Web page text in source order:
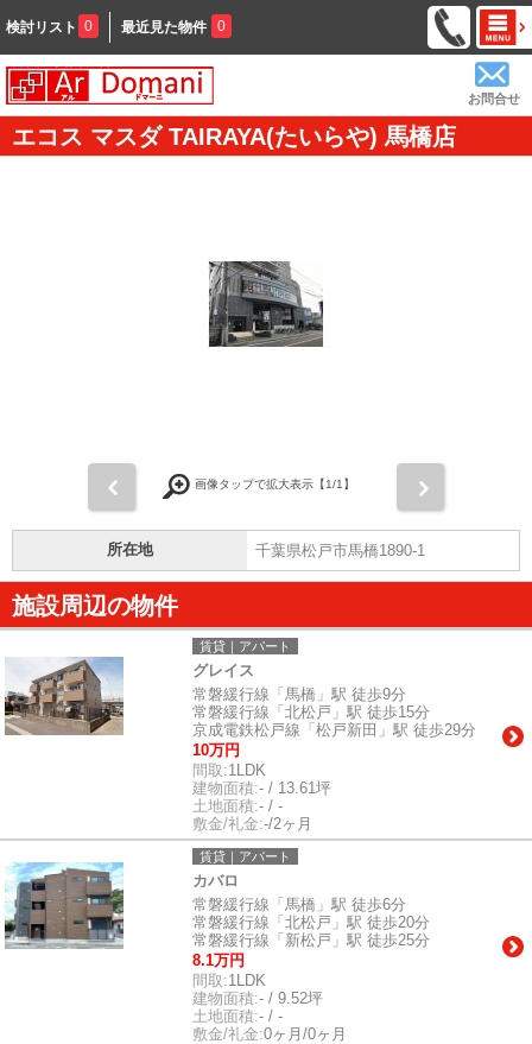
検討リスト 0 最近見た物件 0
お問合せ
エコス マスダ TAIRAYA(たいらや) 馬橋店
画像タップで拡大表示【1/1】
所在地 千葉県松戸市馬橋1890-1
施設周辺の物件
賃貸｜アパート
グレイス
常磐緩行線「馬橋」駅 徒歩9分
常磐緩行線「北松戸」駅 徒歩15分
京成電鉄松戸線「松戸新田」駅 徒歩29分
10万円
間取:1LDK
建物面積:- / 13.61坪
土地面積:- / -
敷金/礼金:-/2ヶ月
賃貸｜アパート
カバロ
常磐緩行線「馬橋」駅 徒歩6分
常磐緩行線「北松戸」駅 徒歩20分
常磐緩行線「新松戸」駅 徒歩25分
8.1万円
間取:1LDK
建物面積:- / 9.52坪
土地面積:- / -
敷金/礼金:0ヶ月/0ヶ月